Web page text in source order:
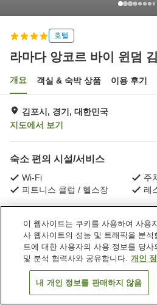
호텔
라마다 앙코르 바이 윈덤
개요 객실 & 숙박 상품 이용 후기
김포시, 경기, 대한민국
지도에서 보기
숙소 편의 시설/서비스
Wi-Fi
주
피트니스 클럽 / 헬스장
레
대한민국 경기
김포시
라마다 앙코르 바이 윈덤 김포 한강 호텔
객실 보기
이 웹사이트는 쿠키를 사용하여 사용
사 웹사이트의 성능 및 트래픽을 분석
트에 대한 사용자의 사용 정보를 당사
및 분석 협력사와 공유합니다. 개인
내 개인 정보를 판매하지 않음